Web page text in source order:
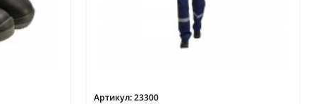
Артикул:23300